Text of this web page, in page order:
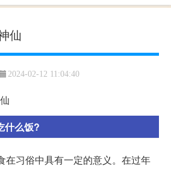
仙
2024-02-12 11:04:40
什么饭?
在习俗中具有一定的意义。在过年